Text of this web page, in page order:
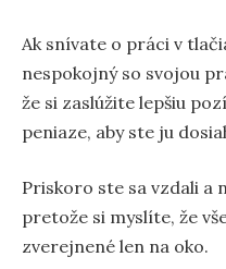
Ak snívate o práci v
nespokojný so svojou
že si zaslúžite lepšiu
peniaze, aby ste ju
Priskoro ste sa vzdali a
pretože si myslíte, že
zverejnené len na oko.